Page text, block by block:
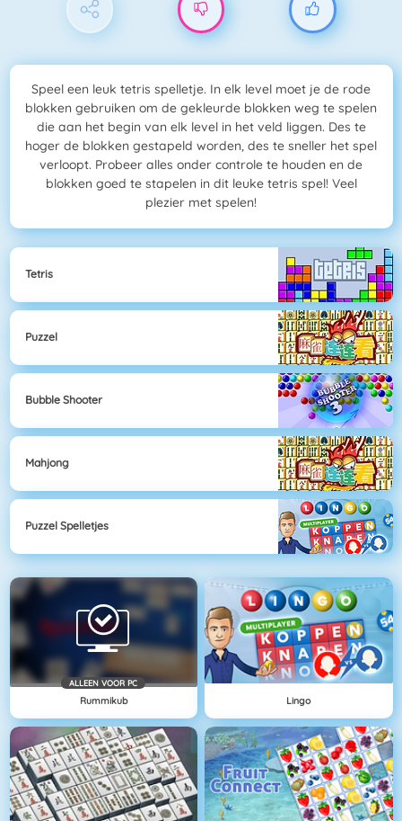
Speel een leuk tetris spelletje. In elk level moet je de rode
blokken gebruiken om de gekleurde blokken weg te spelen
die aan het begin van elk level in het veld liggen. Des te
hoger de blokken gestapeld worden, des te sneller het spel
verloopt. Probeer alles onder controle te houden en de
blokken goed te stapelen in dit leuke tetris spel! Veel
plezier met spelen!
Tetris
Puzzel
Bubble Shooter
Mahjong
Puzzel Spelletjes
ALLEEN VOOR PC
Rummikub Lingo